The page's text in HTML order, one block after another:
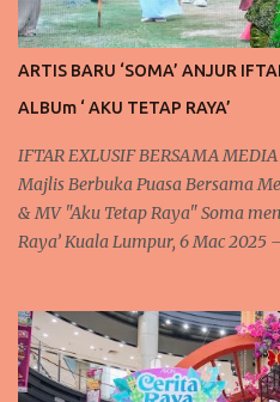
ARTIS BARU ‘SOMA’ ANJUR
ALBUm ‘ AKU TETAP RAYA’
IFTAR EXLUSIF BERSAMA
Majlis Berbuka Puasa Bersama
& MV "Aku Tetap Raya" Soma
Raya’ Kuala Lumpur, 6 Mac 2025
setiap kali menjelang syawal.
penyanyi baharu tanahair, Soma
Sengari @ Basar, yang